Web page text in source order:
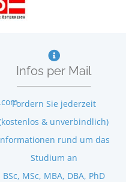
Infos per Mail
Fordern Sie jederzeit
& unverbindlich)
rund um das
Studium an
BSc, MSc, MBA, DBA, PhD